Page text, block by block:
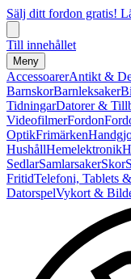
Sälj ditt fordon gratis!
Till innehållet
Meny
AccessoarerAntikt &
BarnskorBarnleksaker
TidningarDatorer &
VideofilmerFordon
OptikFrimärken
HushållHemelektronik
SedlarSamlarsakerSkor
FritidTelefoni, Tablets
DatorspelVykort &